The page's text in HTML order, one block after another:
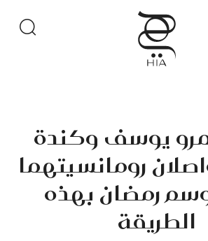
يوسف وكندة
رومانسيتهما
رمضان بهذه
الطريقة